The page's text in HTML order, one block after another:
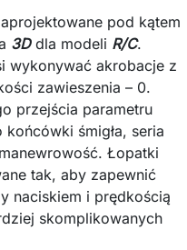
pod kątem
3Ddla modeli R/C.
wykonywać akrobacje z
zawieszenia – 0.
przejścia parametru
śmigła, seria
Łopatki
tak, aby zapewnić
naciskiem i prędkością
skomplikowanych